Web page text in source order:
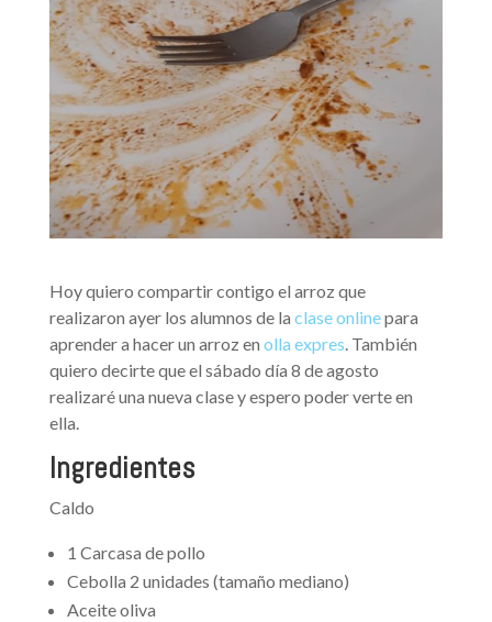
Hoy quiero compartir contigo el arroz que
realizaron ayer los alumnos de la clase onlinepara
aprender a hacer un arroz en olla expres. También
quiero decirte que el sábado día 8 de agosto
realizaré una nueva clase y espero poder verte en
ella.
Ingredientes
Caldo
1 Carcasa de pollo
Cebolla 2 unidades (tamaño mediano)
Aceite oliva